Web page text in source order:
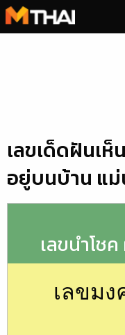
Skip
to
เลขเด็ดฝันเ
อยู่บนบ้าน แ
เลขนำโช
เลขม